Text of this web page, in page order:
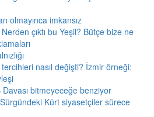
olmayınca imkansız
çıktı bu Yeşil? Bütçe bize ne
nasıl değişti? İzmir örneği:
bitmeyeceğe benziyor
Kürt siyasetçiler sürece